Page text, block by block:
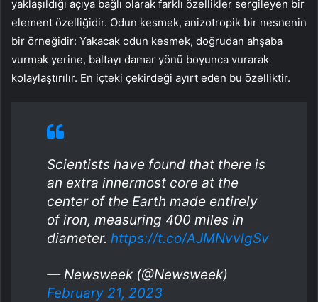
yaklaşıldığı açıya bağlı olarak farklı özellikler sergileyen bir
element özelliğidir. Odun kesmek, anizotropik bir nesnenin
bir örneğidir: Yakacak odun kesmek, doğrudan ahşaba
vurmak yerine, baltayı damar yönü boyunca vurarak
kolaylaştırılır. En içteki çekirdeği ayırt eden bu özelliktir.
Scientists have found that there is
an extra innermost core at the
center of the Earth made entirely
of iron, measuring 400 miles in
diameter. https://t.co/AJMNvvlgSv
— Newsweek (@Newsweek)
February 21, 2023